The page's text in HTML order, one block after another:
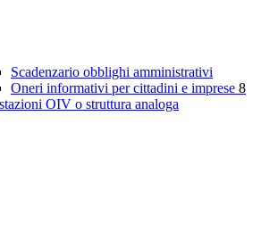
Scadenzario obblighi amministrativi
Oneri informativi per cittadini e imprese 8
OIV o struttura analoga